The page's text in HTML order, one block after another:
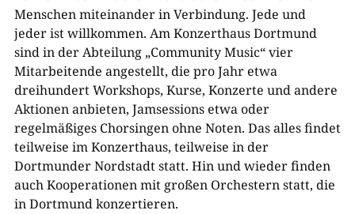
Menschen miteinander in Verbindung. Jede und
jeder ist willkommen. Am Konzerthaus Dortmund
sind in der Abteilung „Community Music“ vier
Mitarbeitende angestellt, die pro Jahr etwa
dreihundert Workshops, Kurse, Konzerte und andere
Aktionen anbieten, Jamsessions etwa oder
regelmäßiges Chorsingen ohne Noten. Das alles findet
teilweise im Konzerthaus, teilweise in der
Dortmunder Nordstadt statt. Hin und wieder finden
auch Kooperationen mit großen Orchestern statt, die
in Dortmund konzertieren.